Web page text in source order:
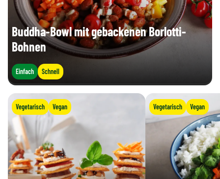
Buddha-Bowl mit gebackenen Borlotti-
Bohnen
Einfach Schnell
Vegetarisch Vegan Vegetarisch Vegan